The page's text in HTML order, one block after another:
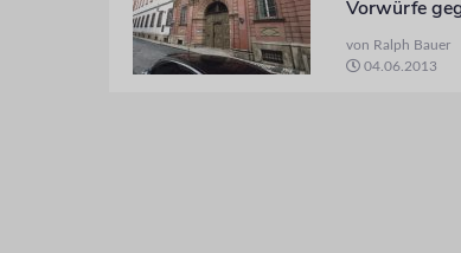
Vorwürfe
von Ralph Bauer
04.06.2013